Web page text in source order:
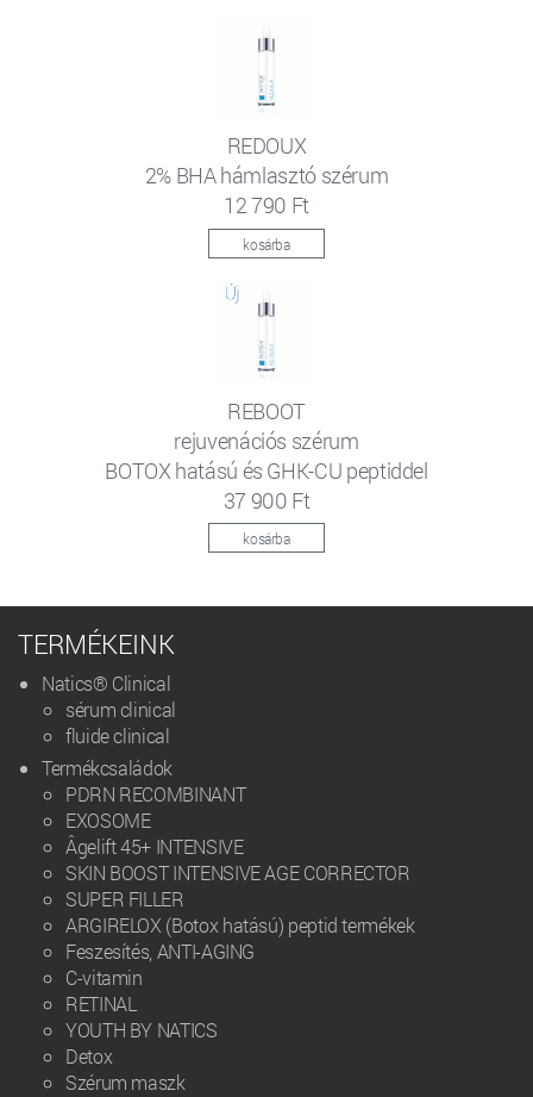
REDOUX
2% BHA hámlasztó szérum
12 790 Ft
kosárba
REBOOT
rejuvenációs szérum
BOTOX hatású és GHK-CU peptiddel
37 900 Ft
kosárba
TERMÉKEINK
Natics® Clinical
sérum clinical
fluide clinical
Termékcsaládok
PDRN RECOMBINANT
EXOSOME
Âgelift 45+ INTENSIVE
SKIN BOOST INTENSIVE AGE CORRECTOR
SUPER FILLER
ARGIRELOX (Botox hatású) peptid termékek
Feszesítés, ANTI-AGING
C-vitamin
RETINAL
YOUTH BY NATICS
Detox
Szérum maszk